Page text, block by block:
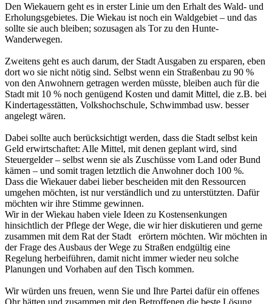
Den Wiekauern geht es in erster Linie um den Erhalt des Wald- und
Erholungsgebietes. Die Wiekau ist noch ein Waldgebiet – und das
sollte sie auch bleiben; sozusagen als Tor zu den Hunte-
Wanderwegen.
Zweitens geht es auch darum, der Stadt Ausgaben zu ersparen, eben
dort wo sie nicht nötig sind. Selbst wenn ein Straßenbau zu 90 %
von den Anwohnern getragen werden müsste, bleiben auch für die
Stadt mit 10 % noch genügend Kosten und damit Mittel, die z.B. bei
Kindertagesstätten, Volkshochschule, Schwimmbad usw. besser
angelegt wären.
Dabei sollte auch berücksichtigt werden, dass die Stadt selbst kein
Geld erwirtschaftet: Alle Mittel, mit denen geplant wird, sind
Steuergelder – selbst wenn sie als Zuschüsse vom Land oder Bund
kämen – und somit tragen letztlich die Anwohner doch 100 %.
Dass die Wiekauer dabei lieber bescheiden mit den Ressourcen
umgehen möchten, ist nur verständlich und zu unterstützten. Dafür
möchten wir ihre Stimme gewinnen.
Wir in der Wiekau haben viele Ideen zu Kostensenkungen
hinsichtlich der Pflege der Wege, die wir hier diskutieren und gerne
zusammen mit dem Rat der Stadt erörtern möchten. Wir möchten in
der Frage des Ausbaus der Wege zu Straßen endgültig eine
Regelung herbeiführen, damit nicht immer wieder neu solche
Planungen und Vorhaben auf den Tisch kommen.
Wir würden uns freuen, wenn Sie und Ihre Partei dafür ein offenes
Ohr hätten und zusammen mit den Betroffenen die beste Lösung